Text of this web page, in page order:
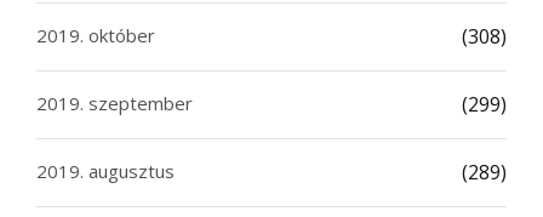
2019. október (308)
2019. szeptember (299)
2019. augusztus (289)